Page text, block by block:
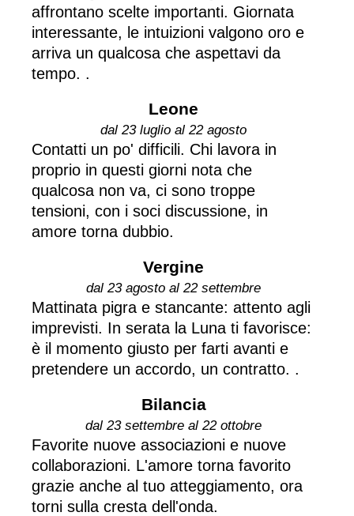
affrontano scelte importanti. Giornata
interessante, le intuizioni valgono oro e
arriva un qualcosa che aspettavi da
tempo. .
Leone
dal 23 luglio al 22 agosto
Contatti un po' difficili. Chi lavora in
proprio in questi giorni nota che
qualcosa non va, ci sono troppe
tensioni, con i soci discussione, in
amore torna dubbio.
Vergine
dal 23 agosto al 22 settembre
Mattinata pigra e stancante: attento agli
imprevisti. In serata la Luna ti favorisce:
è il momento giusto per farti avanti e
pretendere un accordo, un contratto. .
Bilancia
dal 23 settembre al 22 ottobre
Favorite nuove associazioni e nuove
collaborazioni. L'amore torna favorito
grazie anche al tuo atteggiamento, ora
torni sulla cresta dell'onda.